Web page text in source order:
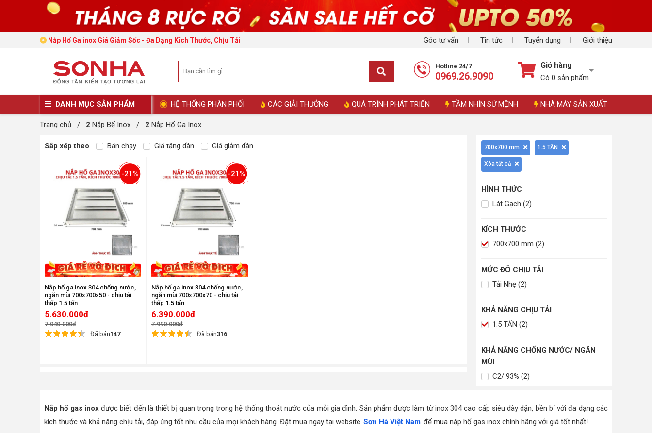
Góc tư vấn Tin tức Tuyển dụng Giới thiệu
Nắp Hố Ga inox Giá Giảm Sốc - Đa Dạng Kích Thước, Chịu Tải
Hotline 24/7
0969.26.9090
Giỏ hàng
Có 0 sản phẩm
DANH MỤC SẢN PHẨM HỆ THỐNG PHÂN PHỐI CÁC GIẢI THƯỞNG QUÁ TRÌNH PHÁT TRIỂN TẦM NHÌN SỨ MỆNH NHÀ MÁY SẢN XUẤT
Trang chủ / 2 Nắp Bể Inox / 2 Nắp Hố Ga Inox
Sắp xếp theo Bán chạy Giá tăng dần Giá giảm dần
-21%
Nắp hố ga inox 304 chống nước,
ngăn mùi 700x700x50 - chịu tải
thấp 1.5 tấn
5.630.000đ
7.040.000đ
Đã bán147
-21%
Nắp hố ga inox 304 chống nước,
ngăn mùi 700x700x70 - chịu tải
thấp 1.5 tấn
6.390.000đ
7.990.000đ
Đã bán316
700x700 mm 1.5 TẤN
Xóa tất cả
HÌNH THỨC
Lát Gạch (2)
KÍCH THƯỚC
700x700 mm (2)
MỨC ĐỘ CHỊU TẢI
Tải Nhẹ (2)
KHẢ NĂNG CHỊU TẢI
1.5 TẤN (2)
KHẢ NĂNG CHỐNG NƯỚC/ NGĂN
MÙI
C2/ 93% (2)
Nắp hố gas inoxđược biết đến là thiết bị quan trọng trong hệ thống thoát nước của mỗi gia đình. Sản phẩm được làm từ inox 304 cao cấp siêu dày dặn, bền bỉ với đa dạng các
kích thước và khả năng chịu tải, đáp ứng tốt nhu cầu của mọi khách hàng. Đặt mua ngay tại website Sơn Hà Việt Nam để mua nắp hố gas inox chính hãng với giá tốt nhất!